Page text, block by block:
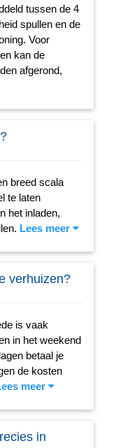
tussen de 4
spullen en de
Voor
kan de
afgerond,
breed scala
te laten
het inladen,
Lees meer
verhuizen?
is vaak
in het weekend
betaal je
de kosten
meer
in